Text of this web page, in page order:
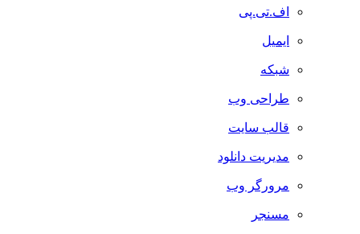
اف.تی.پی
ایمیل
شبکه
طراحی وب
قالب سایت
مدیریت دانلود
مرورگر وب
مسنجر